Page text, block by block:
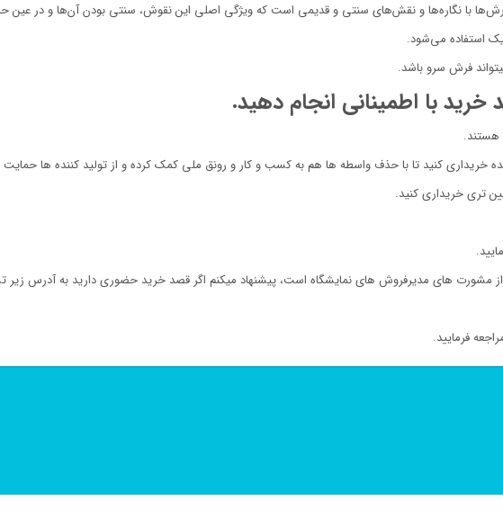
با نگاره‌ها و نقش‌های سنتی و قدیمی است که ویژگی اصلی این نقوش، سنتی بودن آن‌ها و در عین
استفاده می‌شود.
فرش سرو باشد.
با اطمینانی انجام دهید.
هستند.
خریداری کنید تا با حذف واسطه ها هم به کسب و کار و رونق ملی کمک کرده و از تولید کننده ها حمایت
تری خریداری کنید.
مشورت های مدیرفروش های نمایشگاه است، پیشنهاد میکنم اگر قصد خرید حضوری دارید به آدرس زیر
فرمایید.